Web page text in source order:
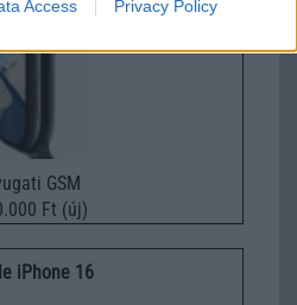
Access Privacy Policy
GSM
Ft (új)
iPhone 16